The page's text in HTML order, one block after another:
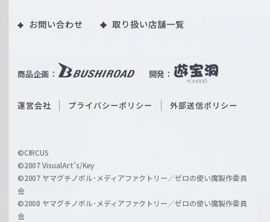
W
ß
c
a
r
z
商品企画： 開発：
u
b
O
i
l
お問い合わせ 取り扱い店舗一覧
運営会社 プライバシーポリシー 外部送信ポリシー
©CIRCUS
©2007 VisualArt's/Key
©2007 ヤマグチノボル･メディアファクトリー／ゼロの使い魔製作委員
会
©2008 ヤマグチノボル･メディアファクトリー／ゼロの使い魔製作委員
会